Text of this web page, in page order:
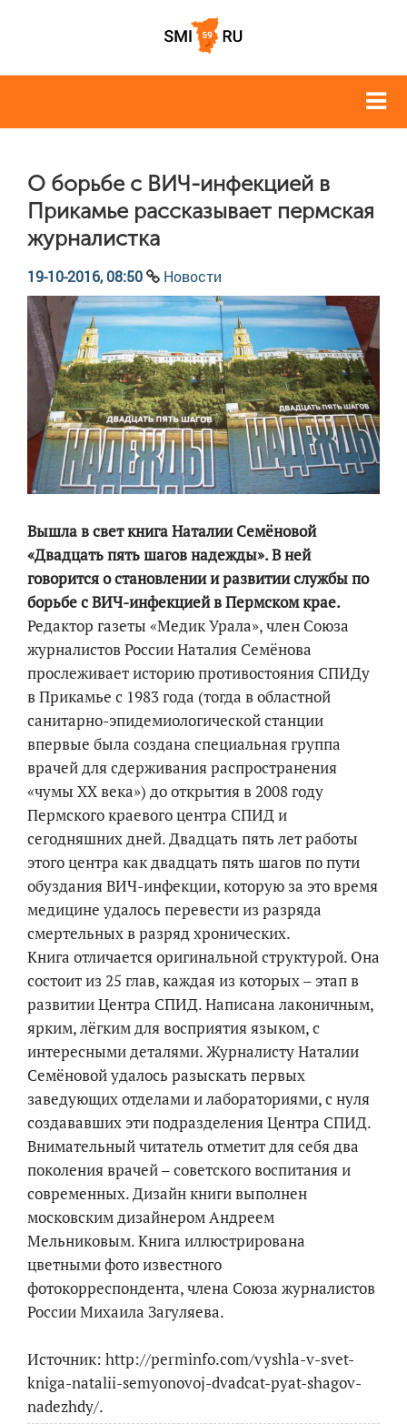
О борьбе с ВИЧ-инфекцией в
Прикамье рассказывает пермская
журналистка
19-10-2016, 08:50 Новости
Вышла в свет книга Наталии Семёновой
«Двадцать пять шагов надежды». В ней
говорится о становлении и развитии службы по
борьбе с ВИЧ-инфекцией в Пермском крае.
Редактор газеты «Медик Урала», член Союза
журналистов России Наталия Семёнова
прослеживает историю противостояния СПИДу
в Прикамье с 1983 года (тогда в областной
санитарно-эпидемиологической станции
впервые была создана специальная группа
врачей для сдерживания распространения
«чумы ХХ века») до открытия в 2008 году
Пермского краевого центра СПИД и
сегодняшних дней. Двадцать пять лет работы
этого центра как двадцать пять шагов по пути
обуздания ВИЧ-инфекции, которую за это время
медицине удалось перевести из разряда
смертельных в разряд хронических.
Книга отличается оригинальной структурой. Она
состоит из 25 глав, каждая из которых – этап в
развитии Центра СПИД. Написана лаконичным,
ярким, лёгким для восприятия языком, с
интересными деталями. Журналисту Наталии
Семёновой удалось разыскать первых
заведующих отделами и лабораториями, с нуля
создававших эти подразделения Центра СПИД.
Внимательный читатель отметит для себя два
поколения врачей – советского воспитания и
современных. Дизайн книги выполнен
московским дизайнером Андреем
Мельниковым. Книга иллюстрирована
цветными фото известного
фотокорреспондента, члена Союза журналистов
России Михаила Загуляева.
Источник: http://perminfo.com/vyshla-v-svet-
kniga-natalii-semyonovoj-dvadcat-pyat-shagov-
nadezhdy/.